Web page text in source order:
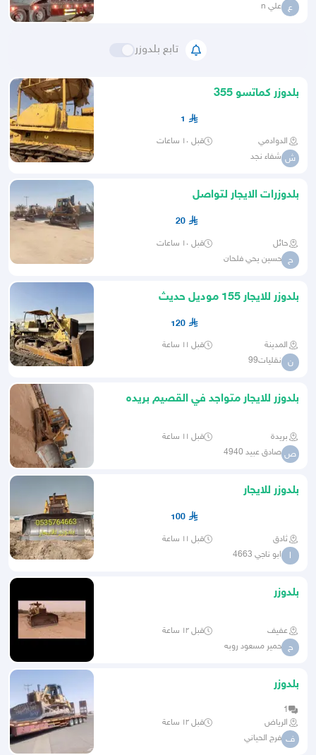
ع علي n
تابع بلدوزر
بلدوزر كماتسو 355
1
الدوادمي قبل ١٠ ساعات
ش شفاء نجد
بلدوزرات الايجار لتواصل
20
حائل قبل ١٠ ساعات
ح حسين يحي فلحان
بلدوزر للايجار 155 موديل حديث
120
المدينة قبل ١١ ساعة
ن نقليات99
بلدوزر للايجار متواجد في القصيم بريده
بريدة قبل ١١ ساعة
ص صادق عبيد 4940
بلدوزر للايجار
100
ثادق قبل ١١ ساعة
ا ابو ناجي 4663
بلدوزر
عفيف قبل ١٢ ساعة
ح حمير مسعود روبه
بلدوزر
1
الرياض
قبل ١٢ ساعة
ف فرج الحياني